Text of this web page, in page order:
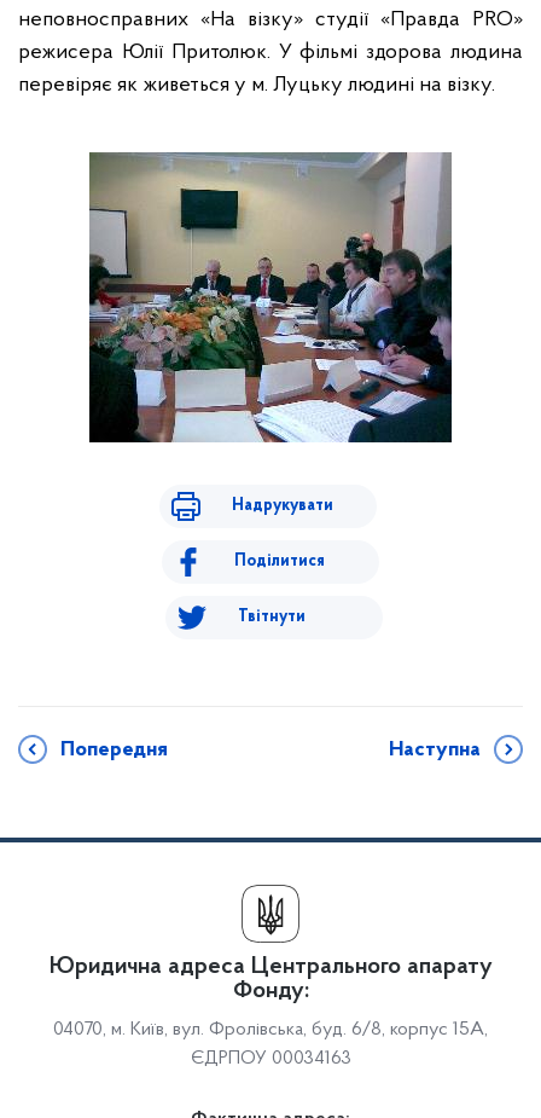
неповносправних «На візку» студії «Правда PRO»
режисера Юлії Притолюк. У фільмі здорова людина
перевіряє як живеться у м. Луцьку людині на візку.
Надрукувати
Поділитися
Твітнути
Попередня Наступна
Юридична адреса Центрального апарату
Фонду:
04070, м. Київ, вул. Фролівська, буд. 6/8, корпус 15А,
ЄДРПОУ 00034163